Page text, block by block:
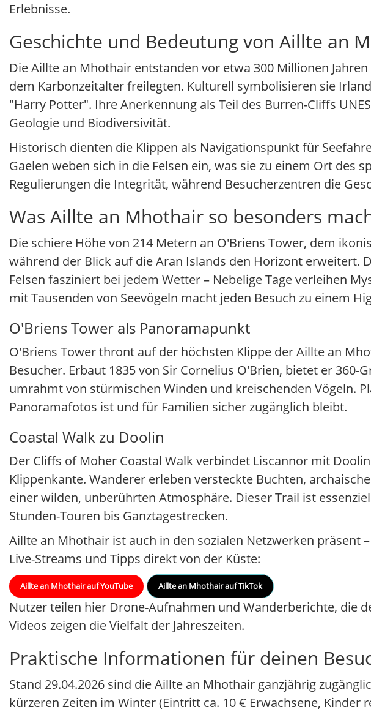
Erlebnisse.
Geschichte und Bedeutung von Aillte an
Die Aillte an Mhothair entstanden vor etwa 300 Millionen
dem Karbonzeitalter freilegten. Kulturell symbolisieren sie
"Harry Potter". Ihre Anerkennung als Teil des Burren-Cliffs
Geologie und Biodiversivität.
Historisch dienten die Klippen als Navigationspunkt für
Gaelen weben sich in die Felsen ein, was sie zu einem Ort des
Regulierungen die Integrität, während Besucherzentren die
Was Aillte an Mhothair so besonders
Die schiere Höhe von 214 Metern an O'Briens Tower, dem
während der Blick auf die Aran Islands den Horizont erweitert.
Felsen fasziniert bei jedem Wetter – Nebelige Tage verleihen
mit Tausenden von Seevögeln macht jeden Besuch zu einem
O'Briens Tower als Panoramapunkt
O'Briens Tower thront auf der höchsten Klippe der Aillte an
Besucher. Erbaut 1835 von Sir Cornelius O'Brien, bietet er
umrahmt von stürmischen Winden und kreischenden Vögeln.
Panoramafotos ist und für Familien sicher zugänglich bleibt.
Coastal Walk zu Doolin
Der Cliffs of Moher Coastal Walk verbindet Liscannor mit
Klippenkante. Wanderer erleben versteckte Buchten,
einer wilden, unberührten Atmosphäre. Dieser Trail ist
Stunden-Touren bis Ganztagestrecken.
Aillte an Mhothair ist auch in den sozialen Netzwerken präsent
Live-Streams und Tipps direkt von der Küste:
Aillte an Mhothair auf YouTube Aillte an Mhothair auf TikTok
Nutzer teilen hier Drone-Aufnahmen und Wanderberichte, die
Videos zeigen die Vielfalt der Jahreszeiten.
Praktische Informationen für deinen
Stand 29.04.2026 sind die Aillte an Mhothair ganzjährig
kürzeren Zeiten im Winter (Eintritt ca. 10 € Erwachsene, Kinder